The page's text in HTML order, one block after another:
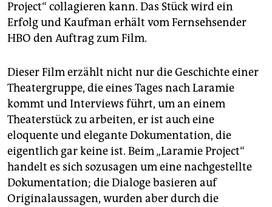
Project“ collagieren kann. Das Stück wird ein
Erfolg und Kaufman erhält vom Fernsehsender
HBO den Auftrag zum Film.
Dieser Film erzählt nicht nur die Geschichte einer
Theatergruppe, die eines Tages nach Laramie
kommt und Interviews führt, um an einem
Theaterstück zu arbeiten, er ist auch eine
eloquente und elegante Dokumentation, die
eigentlich gar keine ist. Beim „Laramie Project“
handelt es sich sozusagen um eine nachgestellte
Dokumentation; die Dialoge basieren auf
Originalaussagen, wurden aber durch die